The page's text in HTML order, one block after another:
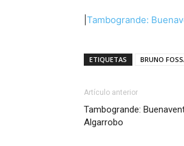
Tambogrande:
ETIQUETAS BRUNO
Artículo anterior
Tambogrande:
Algarrobo